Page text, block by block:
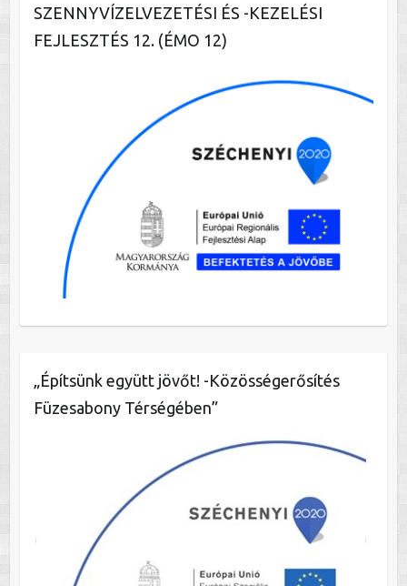
SZENNYVÍZELVEZETÉSI ÉS -KEZELÉSI
FEJLESZTÉS 12. (ÉMO 12)
„Építsünk együtt jövőt! -Közösségerősítés
Füzesabony Térségében”